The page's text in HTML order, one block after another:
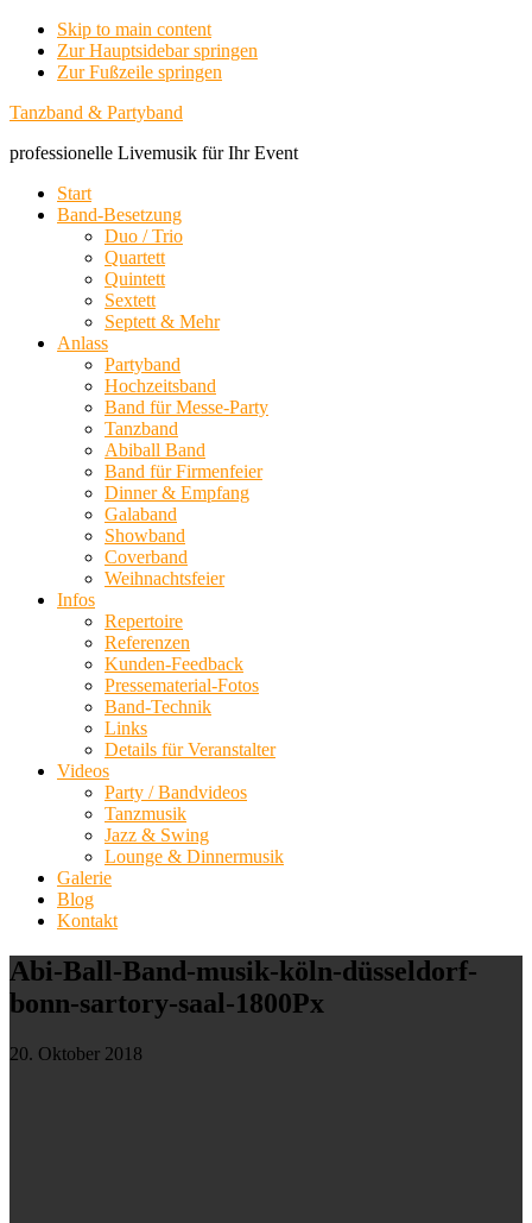
Skip to main content
Zur Hauptsidebar springen
Zur Fußzeile springen
Tanzband & Partyband
professionelle Livemusik für Ihr Event
Start
Band-Besetzung
Duo / Trio
Quartett
Quintett
Sextett
Septett & Mehr
Anlass
Partyband
Hochzeitsband
Band für Messe-Party
Tanzband
Abiball Band
Band für Firmenfeier
Dinner & Empfang
Galaband
Showband
Coverband
Weihnachtsfeier
Infos
Repertoire
Referenzen
Kunden-Feedback
Pressematerial-Fotos
Band-Technik
Links
Details für Veranstalter
Videos
Party / Bandvideos
Tanzmusik
Jazz & Swing
Lounge & Dinnermusik
Galerie
Blog
Kontakt
Abi-Ball-Band-musik-köln-düsseldorf-
bonn-sartory-saal-1800Px
20. Oktober 2018